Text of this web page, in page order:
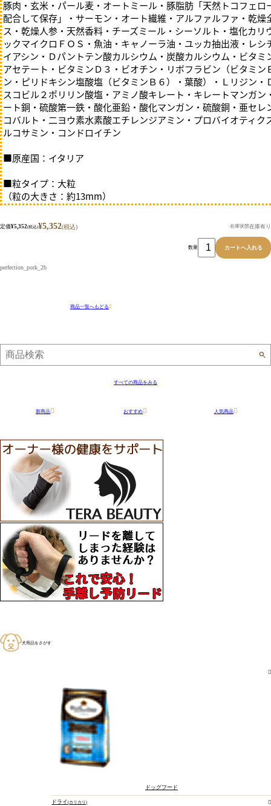
定価¥5,352(税込)¥5,352(税込) 在庫状態在庫有り
豚肉・玄米・パール麦・オートミール・豚脂肪「天然トコフェロ
配合して保存」・サーモン・オート繊維・アルファルファ・乾燥
ス・乾燥人参・天然香料・チーズミール・シーソルト・塩化カリ
ックマイクロＦＯＳ・魚油・キャノーラ油・ユッカ抽出液・レシ
イアシン・Ｄパントテン酸カルシウム・炭酸カルシウム・ビタミ
アセテート・ビタミンＤ３・ビオチン・リボフラビン（ビタミン
ン・ピリドキシン塩酸塩（ビタミンＢ６）・葉酸）・Ｌリジン・
スコビル２ポリリン酸塩・アミノ酸キレート・キレートマンガン
ート銅・硫酸第一鉄・酸化亜鉛・酸化マンガン・硫酸銅・亜セレ
コバルト・二ヨウ素水素酸エチレンジアミン・プロバイオティク
ルコサミン・コンドロイチン
■原産国：イタリア
■粒タイプ：大粒
（粒の大きさ：約13mm）
数量
perfection_pork_2b
商品一覧へもどる
すべての商品をみる
新商品 おすすめ 人気商品
犬用品をさがす
ドッグフード
ドライ カリカリ
オムツ